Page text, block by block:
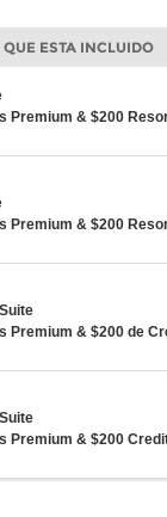
ESTA INCLUIDO
Premium & $200
Premium & $200
Premium & $200 de
Premium & $200